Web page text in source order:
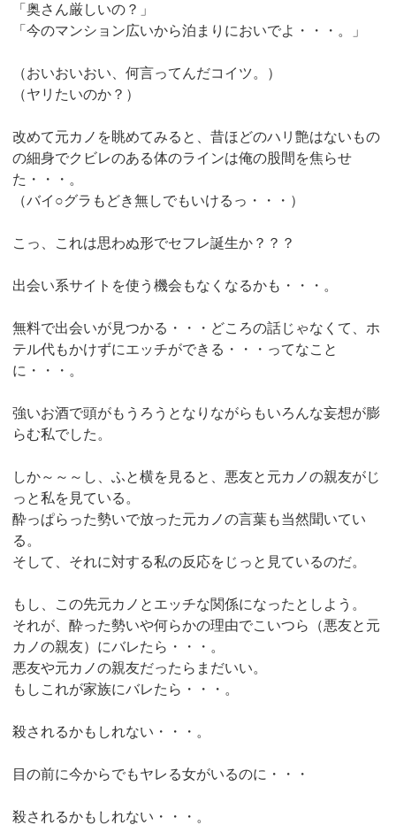
「奥さん厳しいの？」
「今のマンション広いから泊まりにおいでよ・・・。」
（おいおいおい、何言ってんだコイツ。）
（ヤリたいのか？）
改めて元カノを眺めてみると、昔ほどのハリ艶はないもの
の細身でクビレのある体のラインは俺の股間を焦らせ
た・・・。
（バイ○グラもどき無しでもいけるっ・・・）
こっ、これは思わぬ形でセフレ誕生か？？？
出会い系サイトを使う機会もなくなるかも・・・。
無料で出会いが見つかる・・・どころの話じゃなくて、ホ
テル代もかけずにエッチができる・・・ってなこと
に・・・。
強いお酒で頭がもうろうとなりながらもいろんな妄想が膨
らむ私でした。
しか～～～し、ふと横を見ると、悪友と元カノの親友がじ
っと私を見ている。
酔っぱらった勢いで放った元カノの言葉も当然聞いてい
る。
そして、それに対する私の反応をじっと見ているのだ。
もし、この先元カノとエッチな関係になったとしよう。
それが、酔った勢いや何らかの理由でこいつら（悪友と元
カノの親友）にバレたら・・・。
悪友や元カノの親友だったらまだいい。
もしこれが家族にバレたら・・・。
殺されるかもしれない・・・。
目の前に今からでもヤレる女がいるのに・・・
殺されるかもしれない・・・。